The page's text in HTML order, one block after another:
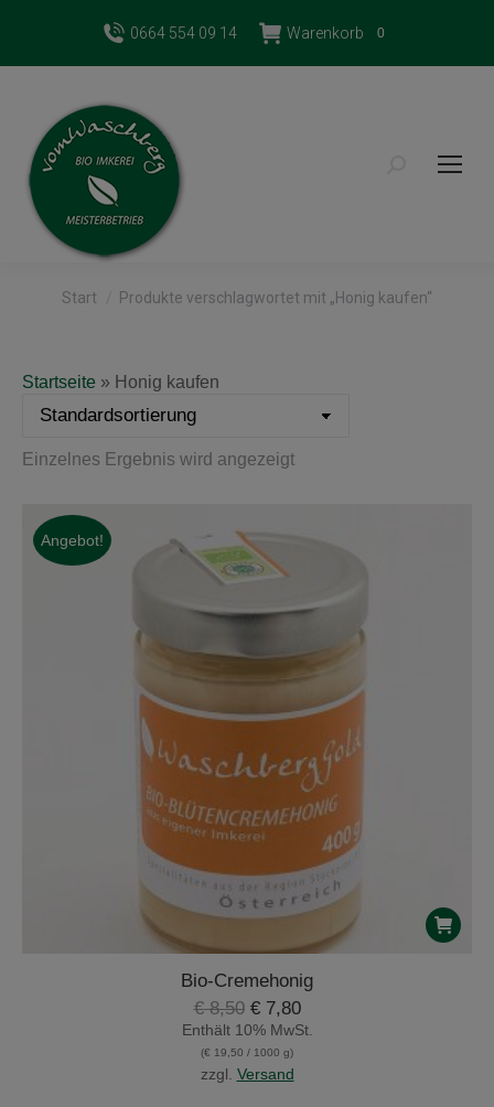
0664 554 09 14 Warenkorb 0
Search:
Start Produkte verschlagwortet mit „Honig kaufen“
Startseite » Honig kaufen
Einzelnes Ergebnis wird angezeigt
Angebot!
Bio-Cremehonig
€8,50 Ursprünglicher
Preis
war:
€ 8,50
€7,80Aktueller
Preis
Enthält 10% MwSt.
(€ 19,50 / 1000 g)
zzgl. Versand